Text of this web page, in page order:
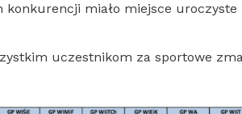
konkurencji miało miejsce
uczestnikom za sportowe